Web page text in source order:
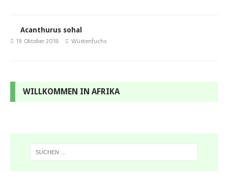
Acanthurus sohal
19. Oktober 2018 Wüstenfuchs
WILLKOMMEN IN AFRIKA